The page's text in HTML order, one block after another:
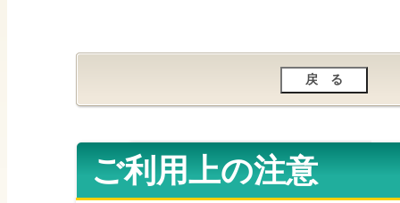
ご利用上の注意